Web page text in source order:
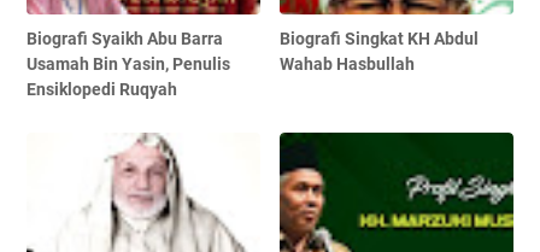
Biografi Syaikh Abu Barra
Usamah Bin Yasin, Penulis
Ensiklopedi Ruqyah
Biografi Singkat KH Abdul
Wahab Hasbullah